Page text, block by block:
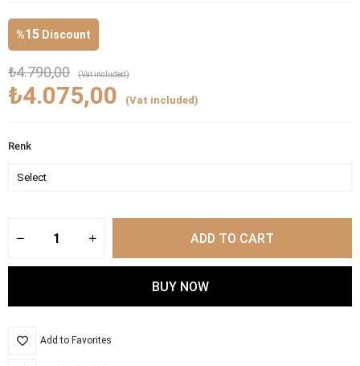
%15 Discount
₺4.790,00 (Vat included)
₺4.075,00 (Vat included)
Renk
Add to Favorites